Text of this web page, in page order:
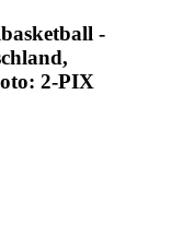
-
2-PIX